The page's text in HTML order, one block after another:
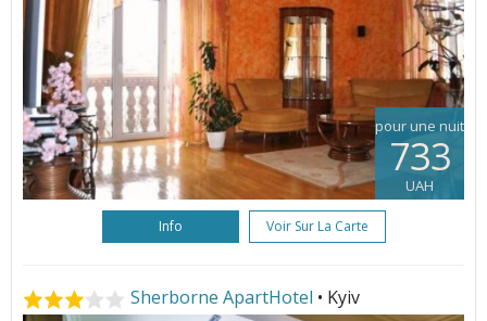
pour une nuit
733
UAH
Info Voir Sur La Carte
Sherborne ApartHotel • Kyiv